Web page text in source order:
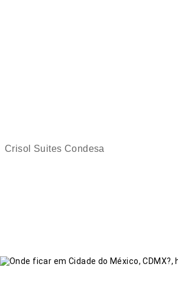
Crisol Suites Condesa